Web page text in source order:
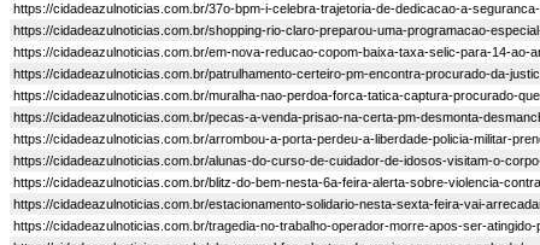
https://cidadeazulnoticias.com.br/37o-bpm-i-celebra-trajetoria-de-dedicacao-a-
https://cidadeazulnoticias.com.br/shopping-rio-claro-preparou-uma-programacao-
https://cidadeazulnoticias.com.br/em-nova-reducao-copom-baixa-taxa-selic-para-14-ao-
https://cidadeazulnoticias.com.br/patrulhamento-certeiro-pm-encontra-procurado-da-
https://cidadeazulnoticias.com.br/muralha-nao-perdoa-forca-tatica-captura-procurado-
https://cidadeazulnoticias.com.br/pecas-a-venda-prisao-na-certa-pm-desmonta-
https://cidadeazulnoticias.com.br/arrombou-a-porta-perdeu-a-liberdade-policia-militar-
https://cidadeazulnoticias.com.br/alunas-do-curso-de-cuidador-de-idosos-visitam-o-
https://cidadeazulnoticias.com.br/blitz-do-bem-nesta-6a-feira-alerta-sobre-violencia-
https://cidadeazulnoticias.com.br/estacionamento-solidario-nesta-sexta-feira-vai-
https://cidadeazulnoticias.com.br/tragedia-no-trabalho-operador-morre-apos-ser-